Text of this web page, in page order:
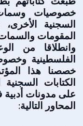
خصوصيات
السجنية
المقومات
وانطلاقا من
الفلسطينية
خصصنا هذا
الكتابات السجنية
على مدونات أدبية
المحاور التالية: